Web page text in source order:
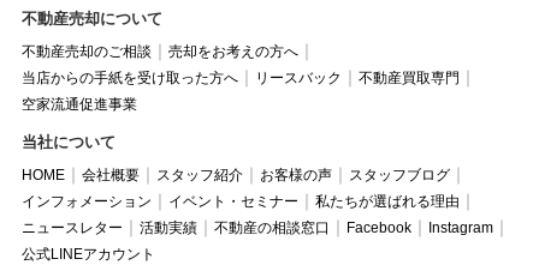
不動産売却について
不動産売却のご相談
売却をお考えの方へ
当店からの手紙を受け取った方へ
リースバック
不動産買取専門
空家流通促進事業
当社について
HOME 会社概要 スタッフ紹介 お客様の声
スタッフブログ
インフォメーション
イベント・セミナー
私たちが選ばれる理由
ニュースレター
活動実績 不動産の相談窓口 Facebook
Instagram
公式LINEアカウント